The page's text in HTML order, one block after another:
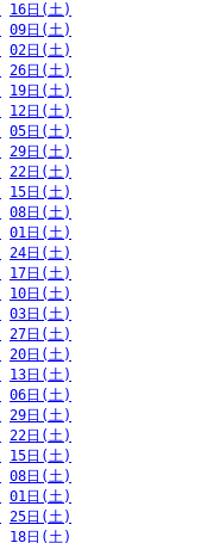
16日(土)
09日(土)
02日(土)
26日(土)
19日(土)
12日(土)
05日(土)
29日(土)
22日(土)
15日(土)
08日(土)
01日(土)
24日(土)
17日(土)
10日(土)
03日(土)
27日(土)
20日(土)
13日(土)
06日(土)
29日(土)
22日(土)
15日(土)
08日(土)
01日(土)
25日(土)
18日(土)